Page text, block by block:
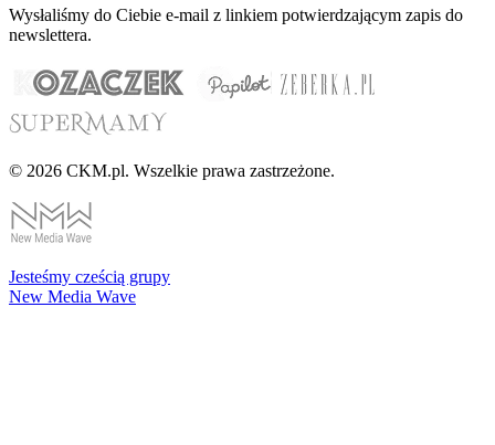
Wysłaliśmy do Ciebie e-mail z linkiem potwierdzającym zapis do
newslettera.
© 2026 CKM.pl. Wszelkie prawa zastrzeżone.
Jesteśmy cześcią grupy
New Media Wave